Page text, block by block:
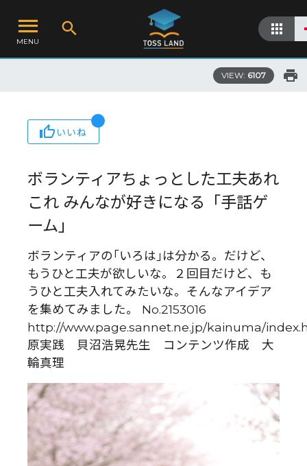
MENU
VIEW: 6107
いいね
ボランティアちょっとした工夫あれ
これ みんなが好きになる「手話ゲ
ーム」
ボランティアの｢いろは｣は分かる。だけど、
もうひと工夫が欲しいな。２回目だけど、も
うひと工夫入れてみたいな。そんなアイデア
を集めてみました。 No.2153016
http://www.page.sannet.ne.jp/kainuma/
原実践 貝沼浩晃先生 コンテンツ作成 大
輪真理